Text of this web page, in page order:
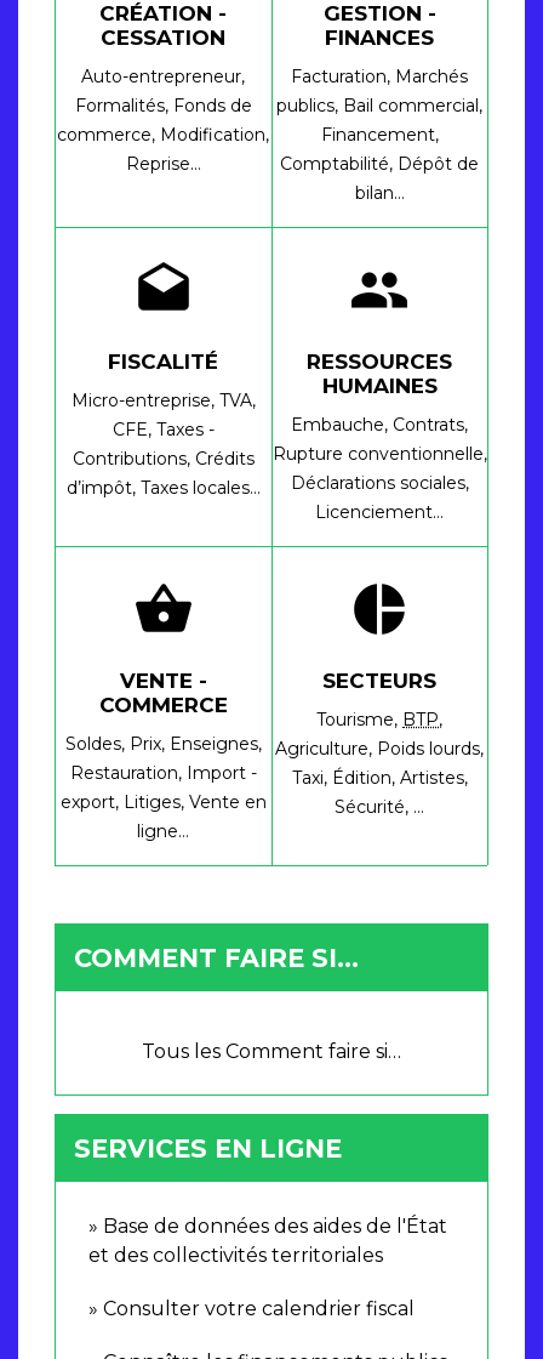
CRÉATION -
CESSATION
Auto-entrepreneur,
Formalités, Fonds de
commerce, Modification,
Reprise…
GESTION -
FINANCES
Facturation, Marchés
publics, Bail commercial,
Financement,
Comptabilité, Dépôt de
bilan…
drafts
FISCALITÉ
Micro-entreprise, TVA,
CFE, Taxes -
Contributions, Crédits
d’impôt, Taxes locales…
people
RESSOURCES
HUMAINES
Embauche, Contrats,
Rupture conventionnelle,
Déclarations sociales,
Licenciement…
shopping_basket
VENTE -
COMMERCE
Soldes, Prix, Enseignes,
Restauration, Import -
export, Litiges, Vente en
ligne…
pie_chart
SECTEURS
Tourisme, BTP,
Agriculture, Poids lourds,
Taxi, Édition, Artistes,
Sécurité, …
COMMENT FAIRE SI…
Tous les Comment faire si…
SERVICES EN LIGNE
Base de données des aides de l'État
et des collectivités territoriales
Consulter votre calendrier fiscal